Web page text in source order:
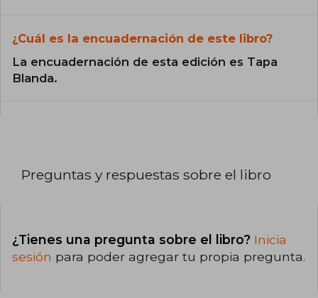
¿Cuál es la encuadernación de este libro?
La encuadernación de esta edición es Tapa
Blanda.
Preguntas y respuestas sobre el libro
¿Tienes una pregunta sobre el libro? Inicia
sesión para poder agregar tu propia pregunta.